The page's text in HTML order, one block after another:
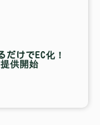
だけでEC化！
提供開始